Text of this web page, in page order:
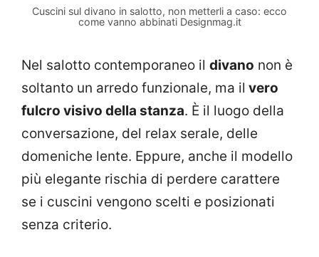
Cuscini sul divano in salotto, non metterli a caso: ecco
come vanno abbinati Designmag.it
Nel salotto contemporaneo il divano non è
soltanto un arredo funzionale, ma il vero
fulcro visivo della stanza. È il luogo della
conversazione, del relax serale, delle
domeniche lente. Eppure, anche il modello
più elegante rischia di perdere carattere
se i cuscini vengono scelti e posizionati
senza criterio.